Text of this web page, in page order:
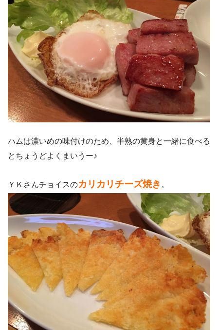
ハムは濃いめの味付けのため、半熟の黄身と一緒に食べる
とちょうどよくまいうー♪
ＹＫさんチョイスのカリカリチーズ焼き 。